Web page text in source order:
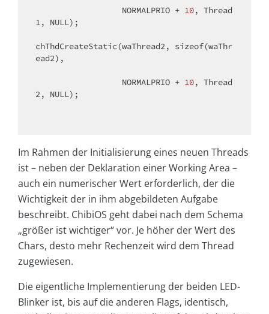
                  NORMALPRIO +
10, Thread
1, NULL);
chThdCreateStatic(waThread2, sizeof(waThr
ead2),
                  NORMALPRIO +
10, Thread
2, NULL);
Im Rahmen der Initialisierung eines neuen Threads
ist – neben der Deklaration einer Working Area –
auch ein numerischer Wert erforderlich, der die
Wichtigkeit der in ihm abgebildeten Aufgabe
beschreibt. ChibiOS geht dabei nach dem Schema
„größer ist wichtiger“ vor. Je höher der Wert des
Chars, desto mehr Rechenzeit wird dem Thread
zugewiesen.
Die eigentliche Implementierung der beiden LED-
Blinker ist, bis auf die anderen Flags, identisch,